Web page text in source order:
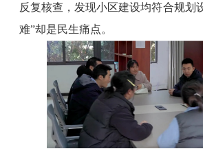
反复核查，发现小区建设均符合规划
难”却是民生痛点。